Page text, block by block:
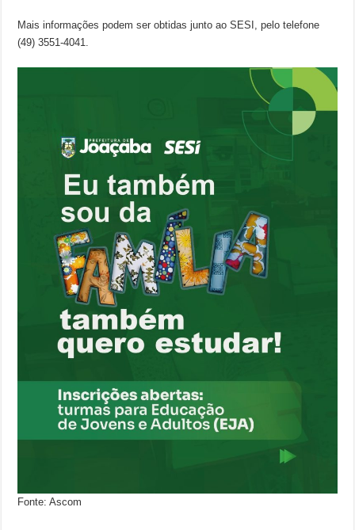
Mais informações podem ser obtidas junto ao SESI, pelo telefone
(49) 3551-4041.
Fonte: Ascom